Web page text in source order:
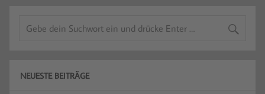
NEUESTE BEITRÄGE